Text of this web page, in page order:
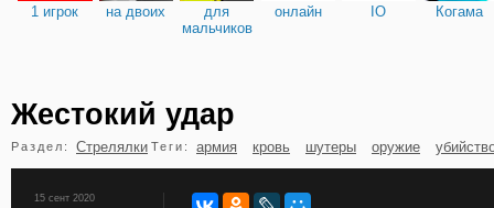
1 игрок на двоих
для
мальчиков
онлайн IO Когама
бильярд карты
Жестокий удар
Раздел: Стрелялки Теги: армия кровь шутеры оружие
15 сент 2020